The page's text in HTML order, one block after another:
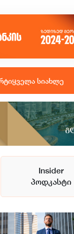
ყველა სიახლე
Insider
პოდკასტი